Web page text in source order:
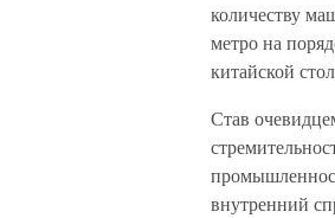
количеству
метро на
китайской
Став
внутренний